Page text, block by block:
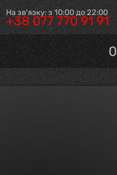
На зв'язку: з 10:00 до 22:00
+38 077 770 91 91
0